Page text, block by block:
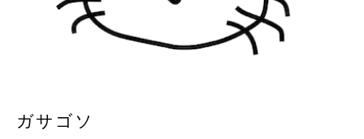
ガサゴソ